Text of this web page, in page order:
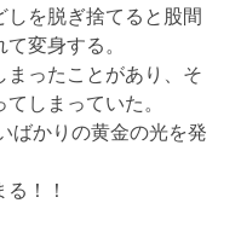
しを脱ぎ捨てると股間
変身する。
まったことがあり、そ
しまっていた。
ばかりの黄金の光を発
！！